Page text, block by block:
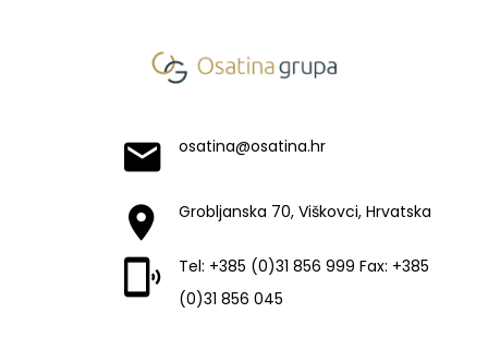
osatina@osatina.hr
Grobljanska 70, Viškovci, Hrvatska
Tel: +385 (0)31 856 999 Fax: +385
(0)31 856 045